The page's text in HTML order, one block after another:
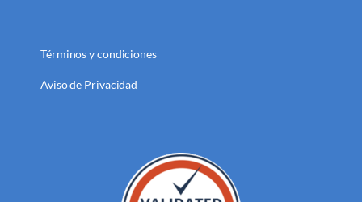
Términos y condiciones
Aviso de Privacidad